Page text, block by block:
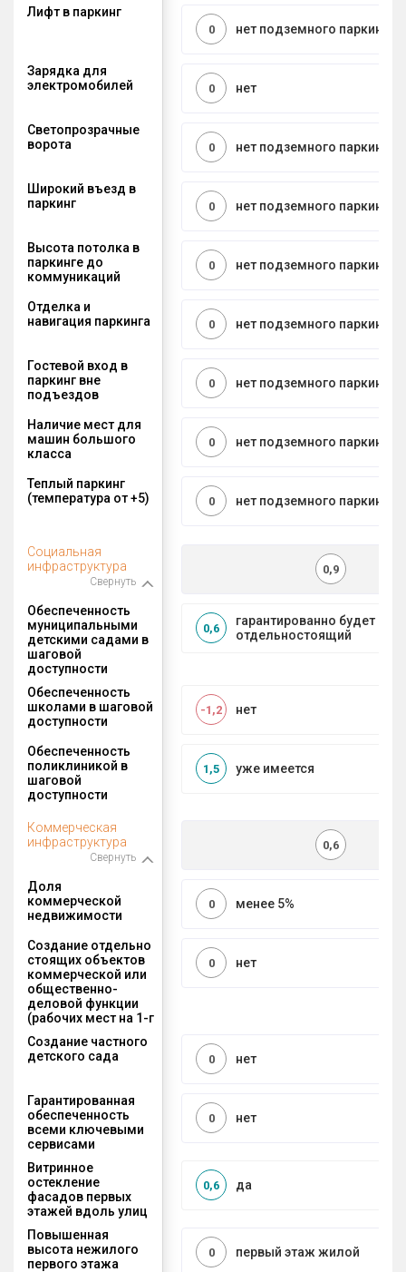
Лифт в паркинг
нет подземного паркинга
0
Зарядка для
электромобилей
нет
0
Светопрозрачные
ворота
нет подземного паркинга
0
Широкий въезд в
паркинг
нет подземного паркинга
0
Высота потолка в
паркинге до
коммуникаций
нет подземного паркинга
0
Отделка и
навигация паркинга
нет подземного паркинга
0
Гостевой вход в
паркинг вне
подъездов
нет подземного паркинга
0
Наличие мест для
машин большого
класса
нет подземного паркинга
0
Теплый паркинг
(температура от +5)
нет подземного паркинга
0
Социальная
инфраструктура
Свернуть
0,9
Обеспеченность
муниципальными
детскими садами в
шаговой
доступности
гарантированно будет
отдельностоящий
0,6
Обеспеченность
школами в шаговой
доступности
нет
-1,2
Обеспеченность
поликлиникой в
шаговой
доступности
уже имеется
1,5
Коммерческая
инфраструктура
Свернуть
0,6
Доля
коммерческой
недвижимости
менее 5%
0
Создание отдельно
стоящих объектов
коммерческой или
общественно-
деловой функции
(рабочих мест на 1-г
нет
0
Создание частного
детского сада
нет
0
Гарантированная
обеспеченность
всеми ключевыми
сервисами
нет
0
Витринное
остекление
фасадов первых
этажей вдоль улиц
да
0,6
Повышенная
высота нежилого
первого этажа
первый этаж жилой
0